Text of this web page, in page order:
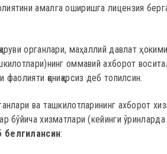
амалга оширишга лицензия
органлари, маҳаллий давлат
оммавий ахборот
қониқарсиз деб топилсин.
ва ташкилотларининг ахборот
бўйича хизматлари (кейинги
белгилансин: